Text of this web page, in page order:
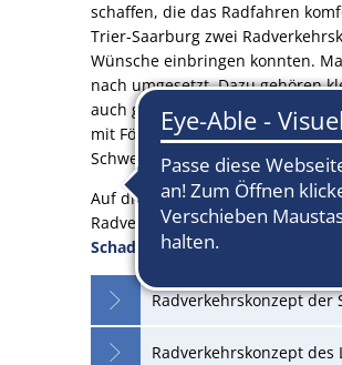
schaffen, die das Radfahren
Trier-Saarburg zwei
Wünsche einbringen konnten.
nach umgesetzt. Dazu gehören
auch größere Maßnahmen, z.B.
mit Förderung des Bundes die
Schweich verlaufen soll.
Auf dieser Seite können Sie sich
Radverkehr informieren. Um
Schadensmeldernutzen.
Radverkehrskonzept der
Radverkehrskonzept